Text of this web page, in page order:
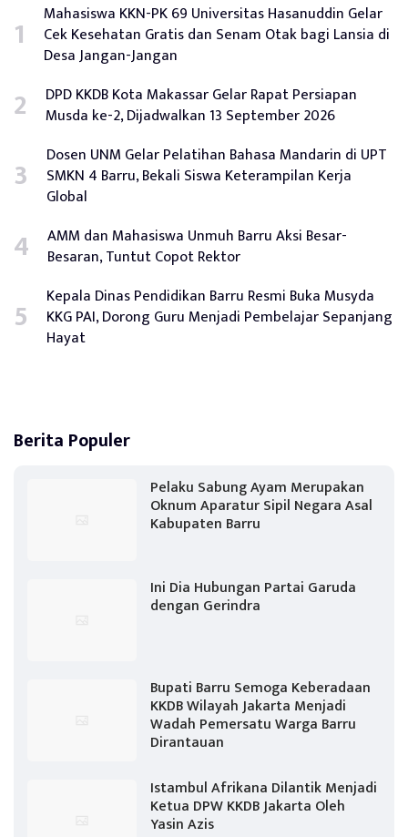
Mahasiswa KKN-PK 69 Universitas Hasanuddin Gelar
Cek Kesehatan Gratis dan Senam Otak bagi Lansia di
Desa Jangan-Jangan
DPD KKDB Kota Makassar Gelar Rapat Persiapan
Musda ke-2, Dijadwalkan 13 September 2026
Dosen UNM Gelar Pelatihan Bahasa Mandarin di UPT
SMKN 4 Barru, Bekali Siswa Keterampilan Kerja
Global
AMM dan Mahasiswa Unmuh Barru Aksi Besar-
Besaran, Tuntut Copot Rektor
Kepala Dinas Pendidikan Barru Resmi Buka Musyda
KKG PAI, Dorong Guru Menjadi Pembelajar Sepanjang
Hayat
Berita Populer
Pelaku Sabung Ayam Merupakan
Oknum Aparatur Sipil Negara Asal
Kabupaten Barru
Ini Dia Hubungan Partai Garuda
dengan Gerindra
Bupati Barru Semoga Keberadaan
KKDB Wilayah Jakarta Menjadi
Wadah Pemersatu Warga Barru
Dirantauan
Istambul Afrikana Dilantik Menjadi
Ketua DPW KKDB Jakarta Oleh
Yasin Azis